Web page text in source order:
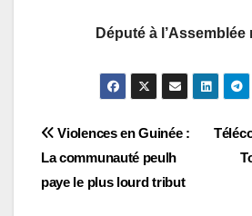
Député à l’Assemblée
Navigation
de
Violences en Guinée :
La communauté peulh
paye le plus lourd tribut